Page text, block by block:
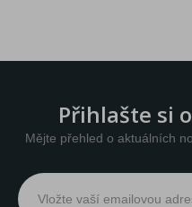
Přihlašte si
Mějte přehled o aktuálních